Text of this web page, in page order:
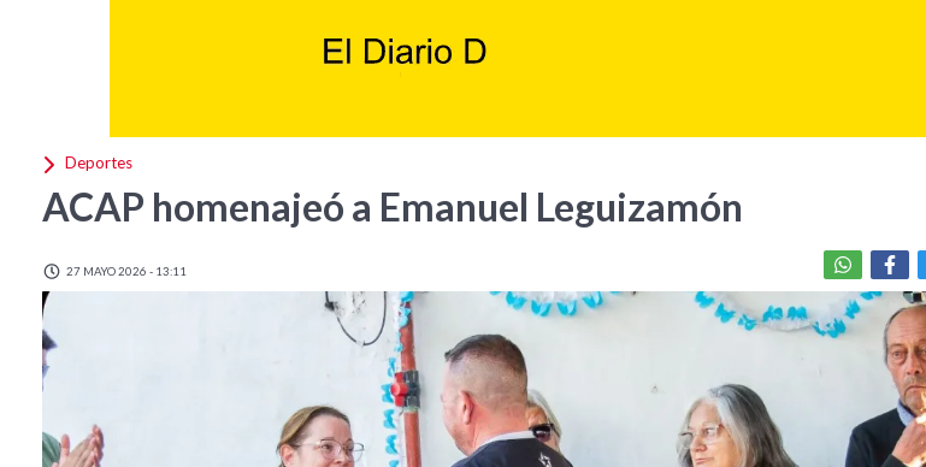
Deportes
ACAP homenajeó a Emanuel Leguizamón
27 MAYO 2026 - 13:11